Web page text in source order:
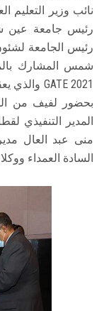
نائب وزير التعليم
رئيس جامعة عين
رئيس الجامعة
بحضور لفيف من
المدير التنفيذي
منى عبد العال
السادة العمداء